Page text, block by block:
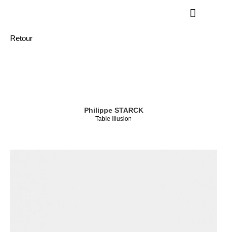
Retour
Philippe STARCK
Table Illusion